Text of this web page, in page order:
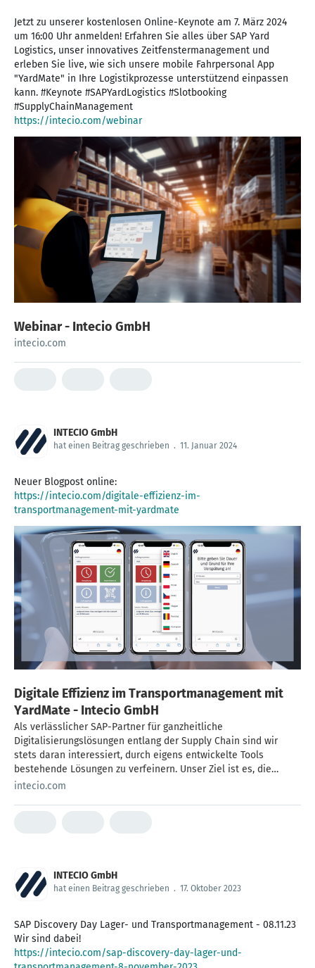
Besuchercodes sichern oder Tickets kaufen! Live Demos an
unserem Stand (8B52) – Logistik zum Anfassen! An unserem
Messestand können Sie sich nicht nur bei unseren
persönlichen Beratern über unsere Leistungen informieren
lassen, sondern sich auch live von der Funktionsweise unserer
Softwareprodukte überzeugen: TimeMate Erleben Sie, wie
einfach und effizient das Zeitfenstermanagement für
Spediteure oder Zulieferer mit unserer Software abläuft.
Zeitfenster können in der internen Sicht gesperrt oder an
Spediteure zugeteilt werden. Über E-Mail und/oder SMS-
Versand werden alle relevanten Informationen weitergegeben.
Mehrere Zulieferer können hier ohne direkten Zugang zum
Kundensystem […]
Jetzt zu unserer kostenlosen Online-Keynote am 7. März 2024
um 16:00 Uhr anmelden! Erfahren Sie alles über SAP Yard
Logistics, unser innovatives Zeitfenstermanagement und
erleben Sie live, wie sich unsere mobile Fahrpersonal App
"YardMate" in Ihre Logistikprozesse unterstützend einpassen
kann. #Keynote #SAPYardLogistics #Slotbooking
https://intecio.com/webinar
Webinar - Intecio GmbH
intecio.com
INTECIO GmbH
hat einen Beitrag geschrieben . 11. Januar 2024
https://intecio.com/digitale-effizienz-im-
transportmanagement-mit-yardmate
Digitale Effizienz im Transportmanagement mit
YardMate - Intecio GmbH
Als verlässlicher SAP-Partner für ganzheitliche
Digitalisierungslösungen entlang der Supply Chain sind wir
stets daran interessiert, durch eigens entwickelte Tools
bestehende Lösungen zu verfeinern. Unser Ziel ist es, die
Logistikprozesse unserer Kunden nicht nur transparenter,
maßgeschneiderte Lösungen anzubieten. Unsere SAP-Berater
arbeiten partnerschaftlich mit unseren Kunden zusammen, um
automatisieren. Von gemeinsamen Bestandsaufnahmen bis zur
Implementierung vor Ort stehen wir unseren Kunden
unterstützend zur Seite. YardMate: Effizientes
intecio.com
INTECIO GmbH
hat einen Beitrag geschrieben . 17. Oktober 2023
SAP Discovery Day Lager- und Transportmanagement - 08.11.23
https://intecio.com/sap-discovery-day-lager-und-